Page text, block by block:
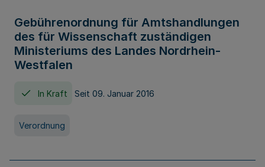
Gebührenordnung für Amtshandlungen
des für Wissenschaft zuständigen
Ministeriums des Landes Nordrhein-
Westfalen
In Kraft Seit 09. Januar 2016
Verordnung